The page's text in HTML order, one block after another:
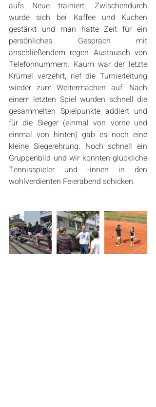
aufs Neue trainiert. Zwischendurch
wurde sich bei Kaffee und Kuchen
gestärkt und man hatte Zeit für ein
persönliches Gespräch mit
anschließendem regen Austausch von
Telefonnummern. Kaum war der letzte
Krümel verzehrt, rief die Turnierleitung
wieder zum Weitermachen auf. Nach
einem letzten Spiel wurden schnell die
gesammelten Spielpunkte addiert und
für die Sieger (einmal von vorne und
einmal von hinten) gab es noch eine
kleine Siegerehrung. Noch schnell ein
Gruppenbild und wir konnten glückliche
Tennisspieler und -innen in den
wohlverdienten Feierabend schicken.